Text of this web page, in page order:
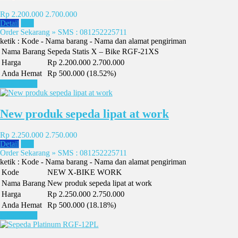
Rp 2.200.000 2.700.000
Detail
Order Sekarang » SMS : 081252225711
ketik : Kode - Nama barang - Nama dan alamat pengiriman
Nama Barang Sepeda Statis X – Bike RGF-21XS
Harga
Rp 2.200.000 2.700.000
Anda Hemat
Rp 500.000 (18.52%)
New produk sepeda lipat at work
Rp 2.250.000 2.750.000
Detail
Order Sekarang » SMS : 081252225711
ketik : Kode - Nama barang - Nama dan alamat pengiriman
Kode
NEW X-BIKE WORK
Nama Barang New produk sepeda lipat at work
Harga
Rp 2.250.000 2.750.000
Anda Hemat
Rp 500.000 (18.18%)